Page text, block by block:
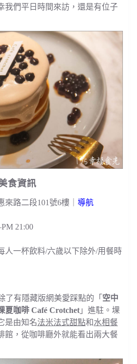
我們平日時間來訪，還是有位子
食資訊
路二段101號6樓｜ 導航
21:00
人一杯飲料/六歲以下除外/用餐時
了有隱藏版網美愛踩點的「 空中
夏咖啡 Café Crotchet」進駐。堁
是由知名法米法式甜點和水相餐
館，從咖啡廳外就能看出兩大餐